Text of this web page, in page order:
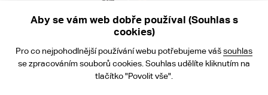
Obchodní podmínky
Ochrana osobních údajů
Aby se vám web dobře používal (Souhlas s
cookies)
Pro co nejpohodlnější používání webu potřebujeme vášsouhlas
se zpracováním souborů cookies. Souhlas udělíte kliknutím na
tlačítko "Povolit vše".